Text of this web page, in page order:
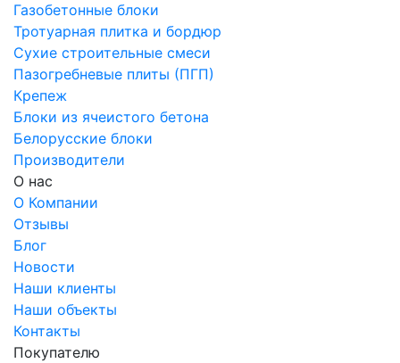
Газобетонные блоки
Тротуарная плитка и бордюр
Сухие строительные смеси
Пазогребневые плиты (ПГП)
Крепеж
Блоки из ячеистого бетона
Белорусские блоки
Производители
О нас
О Компании
Отзывы
Блог
Новости
Наши клиенты
Наши объекты
Контакты
Покупателю